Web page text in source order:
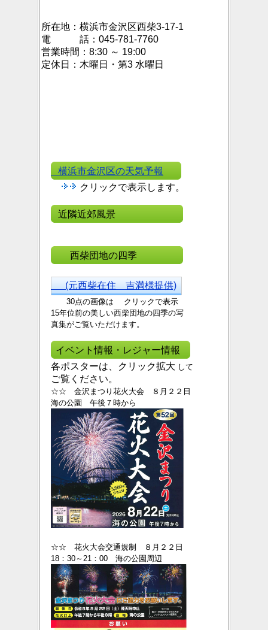
所在地：横浜市金沢区西柴3-17-1
電 話：045-781-7760
営業時間：8:30 ～ 19:00
定休日：木曜日・第3 水曜日
横浜市金沢区の天気予報
クリックで表示します。
近隣近郊風景
西柴団地の四季
(元西柴在住 吉満様提供)
30点の画像は クリックで表示
15年位前の美しい西柴団地の四季の写
真集がご覧いただけます。
イベント情報・レジャー情報
各ポスターは、クリック拡大 して
ご覧ください。
☆☆ 金沢まつり花火大会 ８月２２日
海の公園 午後７時から
☆☆ 花火大会交通規制 ８月２２日
18：30～21：00 海の公園周辺